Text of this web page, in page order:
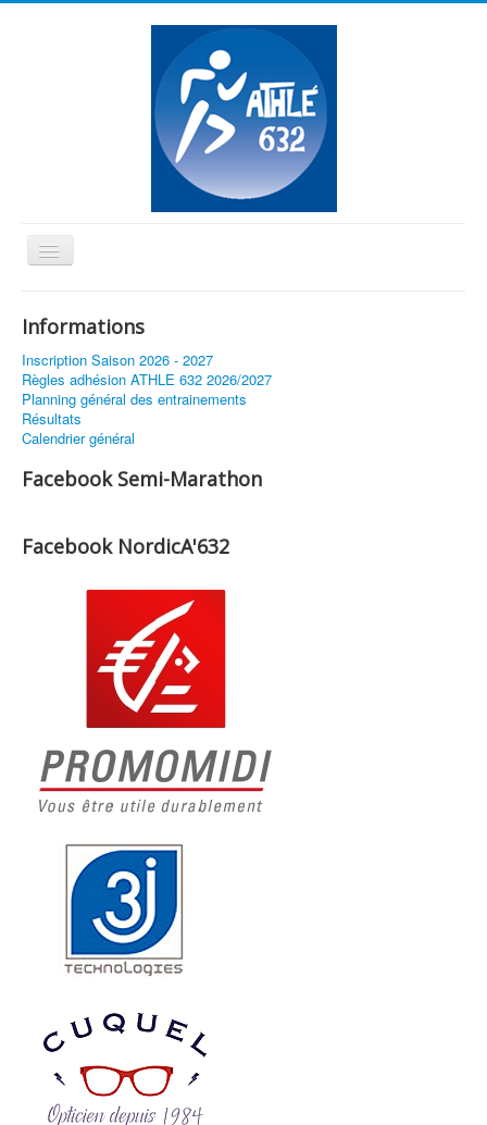
Basculer
la
Vous êtes ici :
Informations
Inscription Saison 2026 - 2027
Règles adhésion ATHLE 632 2026/2027
Planning général des entrainements
Résultats
Calendrier général
Facebook Semi-Marathon
Facebook NordicA'632